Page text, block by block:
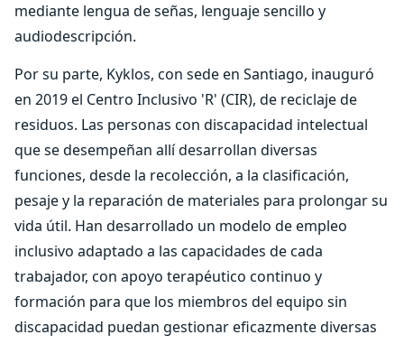
mediante lengua de señas, lenguaje sencillo y
audiodescripción.
Por su parte, Kyklos, con sede en Santiago, inauguró
en 2019 el Centro Inclusivo 'R' (CIR), de reciclaje de
residuos. Las personas con discapacidad intelectual
que se desempeñan allí desarrollan diversas
funciones, desde la recolección, a la clasificación,
pesaje y la reparación de materiales para prolongar su
vida útil. Han desarrollado un modelo de empleo
inclusivo adaptado a las capacidades de cada
trabajador, con apoyo terapéutico continuo y
formación para que los miembros del equipo sin
discapacidad puedan gestionar eficazmente diversas